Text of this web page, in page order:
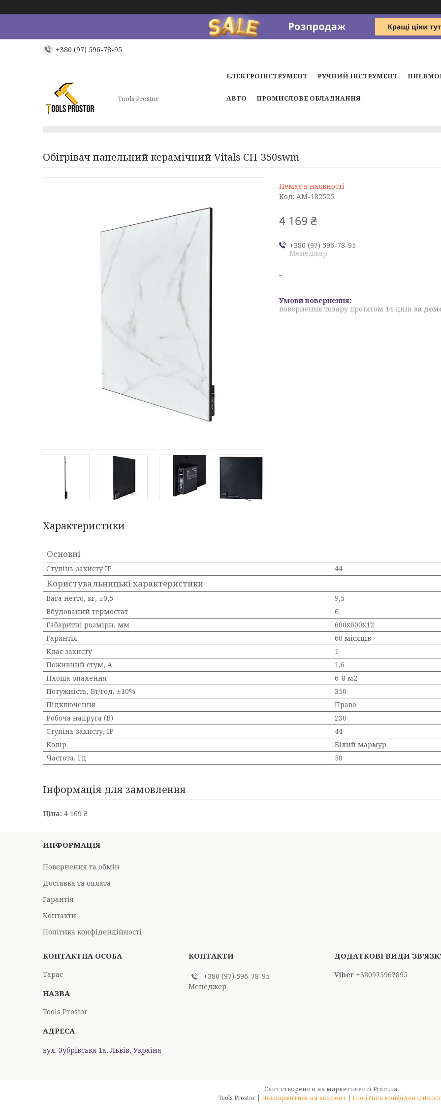
+380 (97) 596-78-95
Tools Prostor
ЕЛЕКТРОІНСТРУМЕНТ РУЧНИЙ ІНСТРУМЕНТ
АВТО ПРОМИСЛОВЕ ОБЛАДНАННЯ
Обігрівач панельний керамічний Vitals CH-350swm
Немає в наявності
Код: AM-182525
4 169 ₴
+380 (97) 596-78-95
Менеджер
повернення товару протягом 14 днів за
Характеристики
Основні
Ступінь захисту IP 44
Користувальницькі характеристики
Вага нетто, кг, ±0,5
9,5
Вбудований термостат
Є
Габаритні розміри, мм
600х600х12
Гарантія
60 місяців
Клас захисту
1
Поживний стум, А
1,6
Площа опалення
6-8 м2
Потужність, Вт/год, ±10%
350
Підключення
Право
Робоча напруга (В)
230
Ступінь захисту, IP
44
Колір
Білий мармур
Частота, Гц
50
Інформація для замовлення
Ціна: 4 169 ₴
ИНФОРМАЦІЯ
Повернення та обмін
Доставка та оплата
Гарантія
Контакти
Політика конфіденційності
Тарас
Tools Prostor
вул. Зубрівська 1а, Львів, Україна
+380 (97) 596-78-95
Менеджер
+380975967895
Сайт створений на маркетплейсі Prom.ua
Tools Prostor | Поскаржитися на контент | Політика